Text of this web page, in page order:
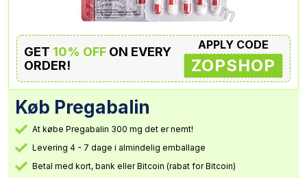
GET 10% OFF ON EVERY
ORDER!
APPLY CODE
ZOPSHOP
Køb Pregabalin
At købe Pregabalin 300 mg det er nemt!
Levering 4 - 7 dage i almindelig emballage
Betal med kort, bank eller Bitcoin (rabat for Bitcoin)